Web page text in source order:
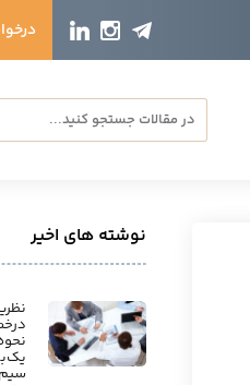
نوشته های اخیر